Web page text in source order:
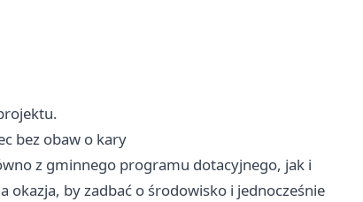
bez obaw o kary
z gminnego programu dotacyjnego, jak i
okazja, by zadbać o środowisko i jednocześnie